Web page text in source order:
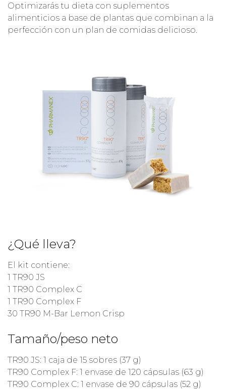
Optimizarás tu dieta con suplementos
alimenticios a base de plantas que combinan a la
perfección con un plan de comidas delicioso.
¿Qué lleva?
El kit contiene:
1 TR90 JS
1 TR90 Complex C
1 TR90 Complex F
30 TR90 M-Bar Lemon Crisp
Tamaño/peso neto
TR90 JS: 1 caja de 15 sobres (37 g)
TR90 Complex F: 1 envase de 120 cápsulas (63 g)
TR90 Complex C: 1 envase de 90 cápsulas (52 g)